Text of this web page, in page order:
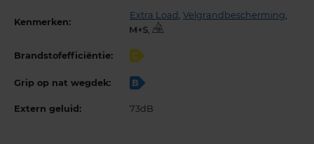
Kenmerken:
Extra Load , Velgrandbescherming,
,
Brandstofefficiëntie: C
Grip op nat wegdek: B
Extern geluid: 73dB